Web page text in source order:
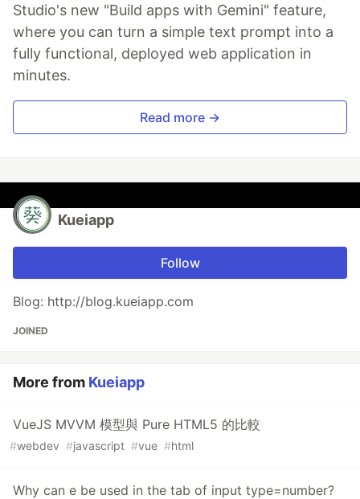
Studio's new "Build apps with Gemini" feature,
where you can turn a simple text prompt into a
fully functional, deployed web application in
minutes.
Read more →
Kueiapp
Follow
Blog: http://blog.kueiapp.com
JOINED
More from Kueiapp
VueJS MVVM 模型與 Pure HTML5 的比較
#webdev #javascript #vue #html
Why can e be used in the tab of input type=number?